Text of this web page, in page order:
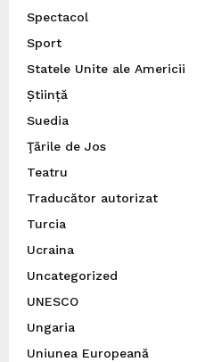
Spectacol
Sport
Statele Unite ale Americii
Știință
Suedia
Ţările de Jos
Teatru
Traducător autorizat
Turcia
Ucraina
Uncategorized
UNESCO
Ungaria
Uniunea Europeană